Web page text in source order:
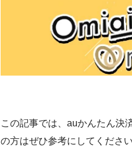
この記事では、auかんたん決
の方はぜひ参考にしてください